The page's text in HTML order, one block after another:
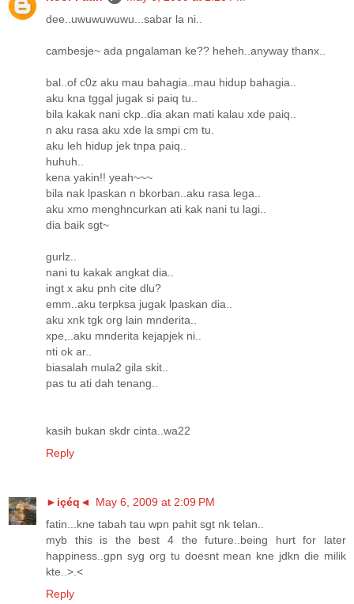
dee..uwuwuwuwu...sabar la ni..
cambesje~ ada pngalaman ke?? heheh..anyway thanx..
bal..of c0z aku mau bahagia..mau hidup bahagia..
aku kna tggal jugak si paiq tu..
bila kakak nani ckp..dia akan mati kalau xde paiq..
n aku rasa aku xde la smpi cm tu.
aku leh hidup jek tnpa paiq..
huhuh..
kena yakin!! yeah~~~
bila nak lpaskan n bkorban..aku rasa lega..
aku xmo menghncurkan ati kak nani tu lagi..
dia baik sgt~
gurlz..
nani tu kakak angkat dia..
ingt x aku pnh cite dlu?
emm..aku terpksa jugak lpaskan dia..
aku xnk tgk org lain mnderita..
xpe,..aku mnderita kejapjek ni..
nti ok ar..
biasalah mula2 gila skit..
pas tu ati dah tenang..
kasih bukan skdr cinta..wa22
Reply
►içéq◄ May 6, 2009 at 2:09 PM
fatin...kne tabah tau wpn pahit sgt nk telan..
myb this is the best 4 the future..being hurt for later
happiness..gpn syg org tu doesnt mean kne jdkn die milik
kte..>.<
Reply